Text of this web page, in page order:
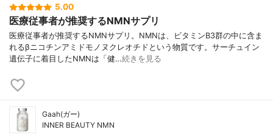
5.00
医療従事者が推奨するNMNサプリ
医療従事者が推奨するNMNサプリ。NMNは、ビタミンB3群の中に含ま
れるβニコチンアミドモノヌクレオチドという物質です。サーチュイン
遺伝子に着目したNMNは「健…続きを見る
Gaah(ガー)
INNER BEAUTY NMN